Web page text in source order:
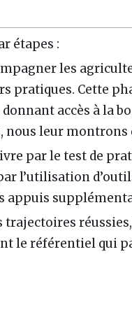
étapes :
les
pratiques. Cette
accès à la
nous leur montrons
par le test de
l’utilisation
appuis
trajectoires
le référentiel qui